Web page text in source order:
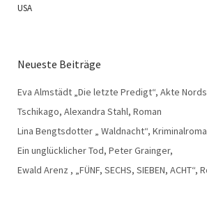
USA
Neueste Beiträge
Eva Almstädt „Die letzte Predigt“, Akte
Tschikago, Alexandra Stahl, Roman
Lina Bengtsdotter „ Waldnacht“,
Ein unglücklicher Tod, Peter Grainger,
Ewald Arenz , „FÜNF, SECHS, SIEBEN, ACHT“,